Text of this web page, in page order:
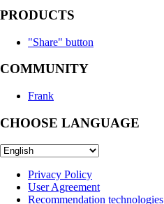
PRODUCTS
"Share" button
COMMUNITY
Frank
CHOOSE LANGUAGE
Privacy Policy
User Agreement
Recommendation technologies